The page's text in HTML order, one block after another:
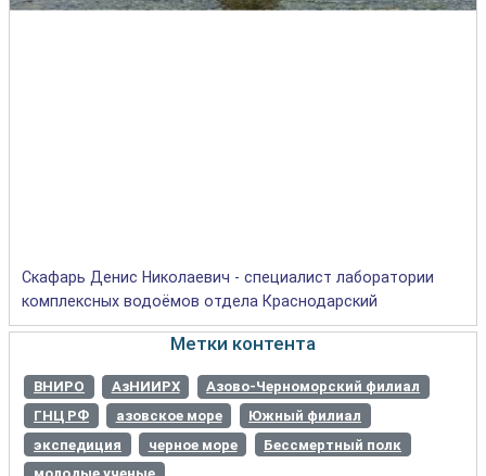
Скафарь Денис Николаевич - специалист лаборатории
комплексных водоёмов отдела Краснодарский
Метки контента
ВНИРО АзНИИРХ
Азово-Черноморский филиал
ГНЦ РФ
азовское море
Южный филиал
экспедиция
черное море
Бессмертный полк